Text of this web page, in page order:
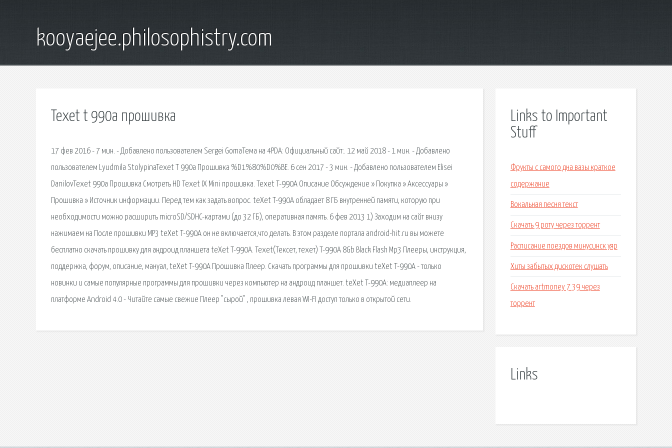
kooyaejee.philosophistry.com
Texet t 990a прошивка
17 фев 2016 - 7 мин. - Добавлено пользователем Sergei GomaТема на 4PDA: Официальный сайт:. 12 май 2018 - 1 мин. - Добавлено
пользователем Lyudmila StolypinaTexet T 990a Прошивка %D1%80%D0%BE. 6 сен 2017 - 3 мин. - Добавлено пользователем Elisei
DanilovTexet 990a Прошивка Смотреть HD Texet IX Mini прошивка. Texet T-990A Описание Обсуждение » Покупка » Аксессуары »
Прошивка » Источник информации. Перед тем как задать вопрос. teXet T-990A обладает 8 ГБ внутренней памяти, которую при
необходимости можно расширить microSD/SDHC-картами (до 32 ГБ), оперативная память. 6 фев 2013 1) Заходим на сайт внизу
нажимаем на После прошивки МР3 teXet T-990A он не включается,что делать. В этом разделе портала android-hit.ru вы можете
бесплатно скачать прошивку для андроид планшета teXet T-990A. Texet(Тексет, техет) T-990A 8Gb Black Flash Mp3 Плееры, инструкция,
поддержка, форум, описание, мануал, teXet T-990A Прошивка Плеер. Скачать программы для прошивки teXet T-990A - только
новинки и самые популярные программы для прошивки через компьютер на андроид планшет. teXet T-990A: медиаплеер на
платформе Android 4.0 - Читайте самые свежие Плеер "сырой" , прошивка левая WI-FI доступ только в открытой сети.
Links to Important
Stuff
Фрукты с самого дна вазы краткое
содержание
Вокальная песня текст
Скачать 9 роту через торрент
Расписание поездов минусинск уяр
Хиты забытых дискотек слушать
Скачать artmoney 7 39 через
торрент
Links